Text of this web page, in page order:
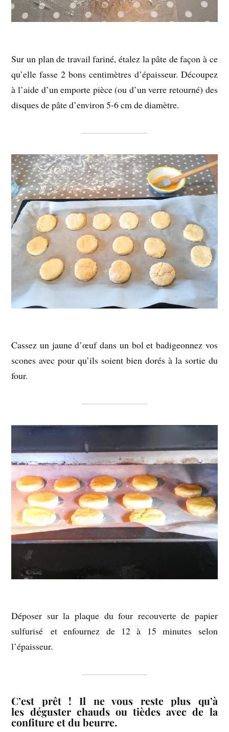
Sur un plan de travail fariné, étalez la pâte de façon à ce
qu’elle fasse 2 bons centimètres d’épaisseur. Découpez
à l’aide d’un emporte pièce (ou d’un verre retourné) des
disques de pâte d’environ 5-6 cm de diamètre.
Cassez un jaune d’œuf dans un bol et badigeonnez vos
scones avec pour qu’ils soient bien dorés à la sortie du
four.
Déposer sur la plaque du four recouverte de papier
sulfurisé et enfournez de 12 à 15 minutes selon
l’épaisseur.
C’est prêt ! Il ne vous reste plus qu’à
les déguster chauds ou tièdes avec de la
confiture et du beurre.